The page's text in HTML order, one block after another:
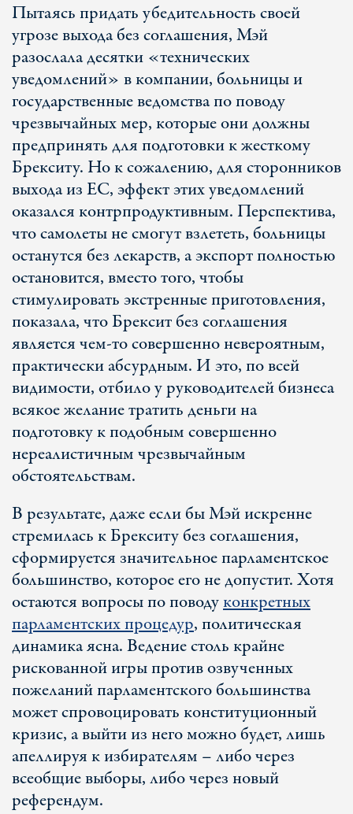
Пытаясь придать убедительность своей
угрозе выхода без соглашения, Мэй
разослала десятки «технических
уведомлений» в компании, больницы и
государственные ведомства по поводу
чрезвычайных мер, которые они должны
предпринять для подготовки к жесткому
Брекситу. Но к сожалению, для сторонников
выхода из ЕС, эффект этих уведомлений
оказался контрпродуктивным. Перспектива,
что самолеты не смогут взлететь, больницы
останутся без лекарств, а экспорт полностью
остановится, вместо того, чтобы
стимулировать экстренные приготовления,
показала, что Брексит без соглашения
является чем-то совершенно невероятным,
практически абсурдным. И это, по всей
видимости, отбило у руководителей бизнеса
всякое желание тратить деньги на
подготовку к подобным совершенно
нереалистичным чрезвычайным
обстоятельствам.
В результате, даже если бы Мэй искренне
стремилась к Брекситу без соглашения,
сформируется значительное парламентское
большинство, которое его не допустит. Хотя
остаются вопросы по поводуконкретных
парламентских процедур, политическая
динамика ясна. Ведение столь крайне
рискованной игры против озвученных
пожеланий парламентского большинства
может спровоцировать конституционный
кризис, а выйти из него можно будет, лишь
апеллируя к избирателям – либо через
всеобщие выборы, либо через новый
референдум.